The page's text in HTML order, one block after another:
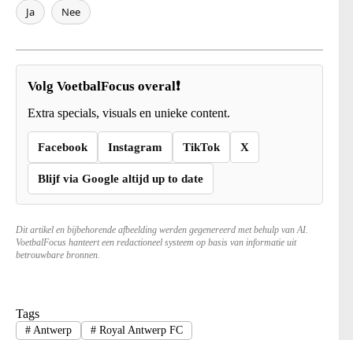
Ja Nee
Volg VoetbalFocus overal❗
Extra specials, visuals en unieke content.
Facebook Instagram TikTok X
Blijf via Google altijd up to date
Dit artikel en bijbehorende afbeelding werden gegenereerd met behulp van AI.
VoetbalFocus hanteert een redactioneel systeem op basis van informatie uit
betrouwbare bronnen.
Tags
#Antwerp #Royal Antwerp FC